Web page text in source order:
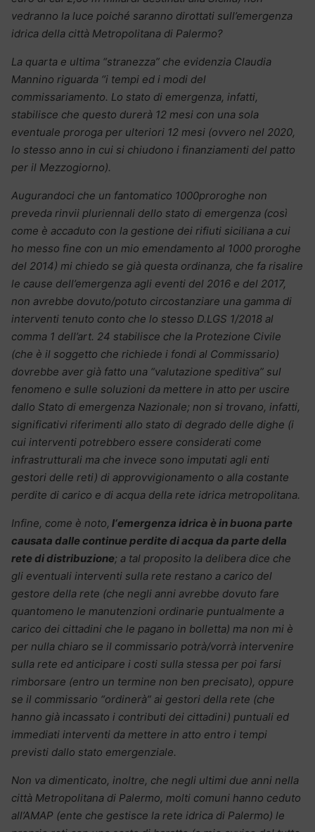
vedranno la luce poiché saranno dirottati sull’emergenza
idrica della città Metropolitana di Palermo?
La quarta e ultima “stranezza” che evidenzia Claudia
Mannino riguarda ‘’i tempi ed i modi del
commissariamento. Lo stato di emergenza, infatti,
stabilisce che questo durerà 12 mesi con una sola
eventuale proroga per ulteriori 12 mesi (ovvero nel 2020,
lo stesso anno in cui si chiudono i finanziamenti del patto
per il Mezzogiorno).
Augurandoci che un fantomatico 1000proroghe non
preveda rinvii pluriennali dello stato di emergenza (così
come è accaduto con la gestione dei rifiuti siciliana a cui
ho messo fine con un mio emendamento al 1000 proroghe
del 2014) mi chiedo se già questa ordinanza, che fa risalire
le cause dell’emergenza agli eventi del 2016 e del 2017,
non avrebbe dovuto/potuto circostanziare una gamma di
interventi tenuto conto che lo stesso D.LGS 1/2018 al
comma 1 dell’art. 24 stabilisce che la Protezione Civile
(che è il soggetto che richiede i fondi al Commissario)
dovrebbe aver già fatto una “valutazione speditiva” sul
fenomeno e sulle soluzioni da mettere in atto per uscire
dallo Stato di emergenza Nazionale; non si trovano, infatti,
significativi riferimenti allo stato di degrado delle dighe (i
cui interventi potrebbero essere considerati come
infrastrutturali ma che invece sono imputati agli enti
gestori delle reti) di approvvigionamento o alla costante
perdite di carico e di acqua della rete idrica metropolitana.
Infine, come è noto, l‘emergenza idrica è in buona parte
causata dalle continue perdite di acqua da parte della
rete di distribuzione; a tal proposito la delibera dice che
gli eventuali interventi sulla rete restano a carico del
gestore della rete (che negli anni avrebbe dovuto fare
quantomeno le manutenzioni ordinarie puntualmente a
carico dei cittadini che le pagano in bolletta) ma non mi è
per nulla chiaro se il commissario potrà/vorrà intervenire
sulla rete ed anticipare i costi sulla stessa per poi farsi
rimborsare (entro un termine non ben precisato), oppure
se il commissario “ordinerà” ai gestori della rete (che
hanno già incassato i contributi dei cittadini) puntuali ed
immediati interventi da mettere in atto entro i tempi
previsti dallo stato emergenziale.
Non va dimenticato, inoltre, che negli ultimi due anni nella
città Metropolitana di Palermo, molti comuni hanno ceduto
all’AMAP (ente che gestisce la rete idrica di Palermo) le